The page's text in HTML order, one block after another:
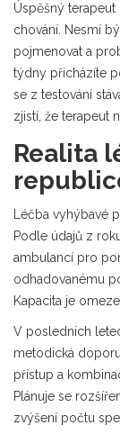
Úspěšný
chování. Nesmí
pojmenovat a
týdny přicházíte
se z testování
zjistí, že terapeut
Realita
Léčba vyhýbavé
Podle údajů z
ambulancí pro
odhadovanému
Kapacita je
V posledních
metodická
přístup a
Plánuje se
zvýšení počtu